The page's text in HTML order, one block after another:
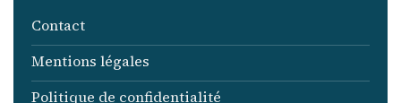
Contact
Mentions légales
Politique de confidentialité